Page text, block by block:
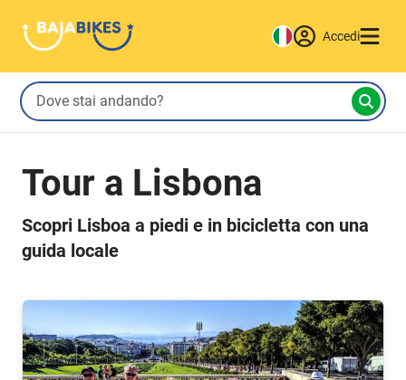
Accedi
Tour a Lisbona
Scopri Lisboa a piedi e in bicicletta con una
guida locale